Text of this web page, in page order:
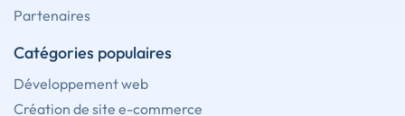
Partenaires
Catégories populaires
Développement web
Création de site e-commerce